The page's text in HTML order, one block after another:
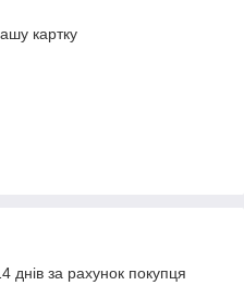
картку
днів за рахунок покупця